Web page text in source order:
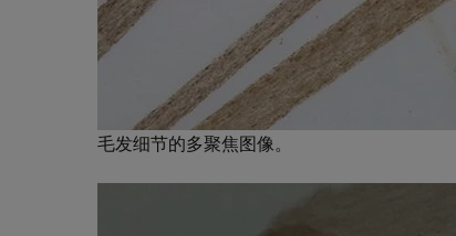
毛发细节的多聚焦图像。